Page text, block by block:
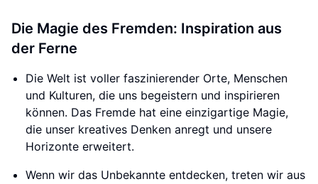
Die Magie des Fremden: Inspiration aus
der Ferne
Die Welt ist voller faszinierender Orte, Menschen
und Kulturen, die uns begeistern und inspirieren
können. Das Fremde hat eine einzigartige Magie,
die unser kreatives Denken anregt und unsere
Horizonte erweitert.
Wenn wir das Unbekannte entdecken, treten wir aus